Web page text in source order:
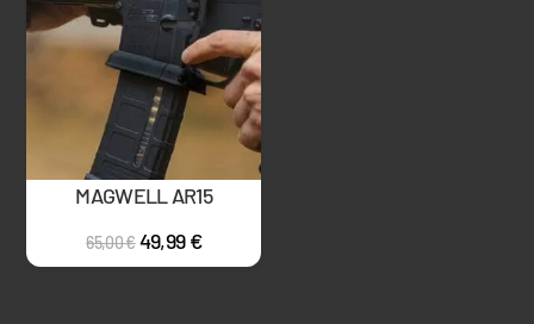
MAGWELL AR15
65,00€ 49,99€